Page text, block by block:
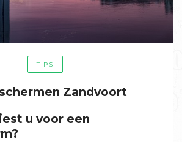
TIPS
Zandvoort
u voor een